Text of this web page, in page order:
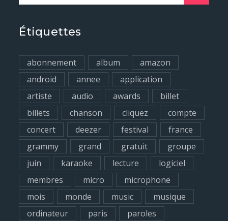
r
h
f
o
Étiquettes
abonnement album
amazon
android
annee
application
artiste
audio awards
billet
billets
chanson cliquez
compte
concert
deezer festival
france
grammy
grand gratuit
groupe
juin
karaoke lecture
logiciel
membres
micro
microphone
mois
monde music
musique
ordinateur
paris
paroles